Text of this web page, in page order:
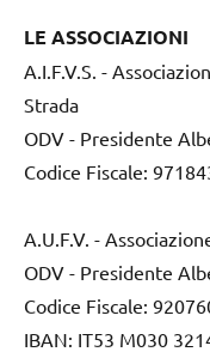
LE ASSOCIAZIONI
A.I.F.V.S. -
Strada
ODV - Presidente
Codice Fiscale:
A.U.F.V. -
ODV - Presidente
Codice Fiscale:
IBAN: IT53 M030